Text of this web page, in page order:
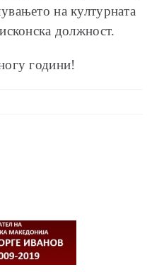
на културната
должност.
години!